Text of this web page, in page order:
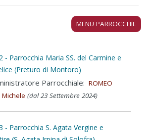
MENU PARROCCHIE
- Parrocchia Maria SS. del Carmine e
(Preturo di Montoro)
Parrocchiale: ROMEO
(dal 23 Settembre 2024)
- Parrocchia S. Agata Vergine e